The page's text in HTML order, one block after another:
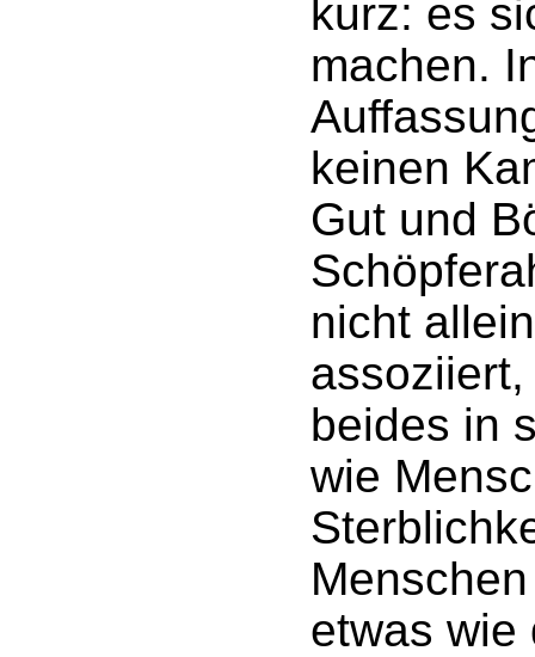
kurz: es
machen.
keinen
Gut und
nicht
beides in
wie
etwas wie